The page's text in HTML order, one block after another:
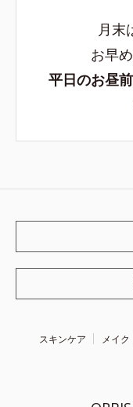
月末
お早
平日のお昼
スキンケア メイク